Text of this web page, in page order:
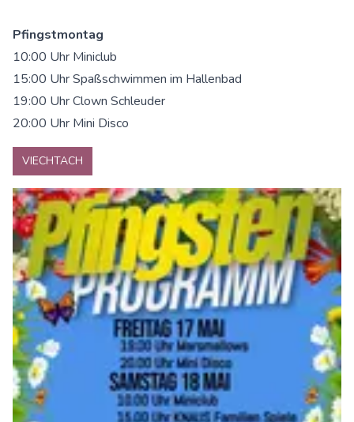
Pfingstmontag
10:00 Uhr Miniclub
15:00 Uhr Spaßschwimmen im Hallenbad
19:00 Uhr Clown Schleuder
20:00 Uhr Mini Disco
VIECHTACH